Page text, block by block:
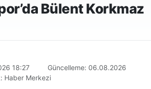
Bülent Korkmaz
18:27
Güncelleme: 06.08.2026
Haber Merkezi